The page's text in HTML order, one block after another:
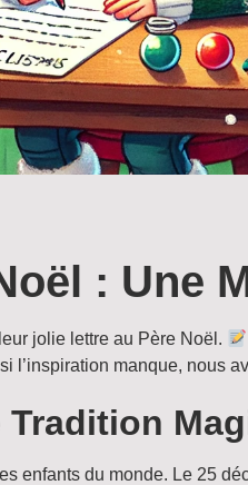
: Une
jolie lettre au Père Noël.
manque, nous
enfants du monde. Le 25